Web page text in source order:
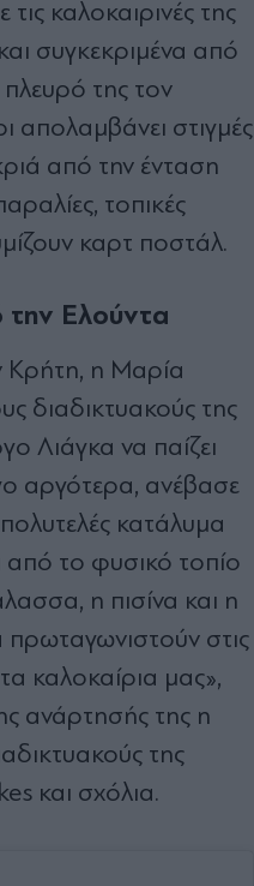
τις καλοκαιρινές της
συγκεκριμένα από
της τον
απολαμβάνει στιγμές
από την ένταση
τοπικές
καρτ ποστάλ.
την Ελούντα
Κρήτη, η Μαρία
διαδικτυακούς της
Λιάγκα να παίζει
αργότερα, ανέβασε
κατάλυμα
από το φυσικό τοπίο
η πισίνα και η
στις
καλοκαίρια μας»,
ανάρτησής της η
της
και σχόλια.